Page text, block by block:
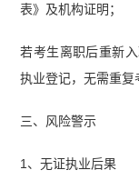
表》及机构证明；
若考生离职后重新
执业登记，无需重复
三、风险警示
1、无证执业后果